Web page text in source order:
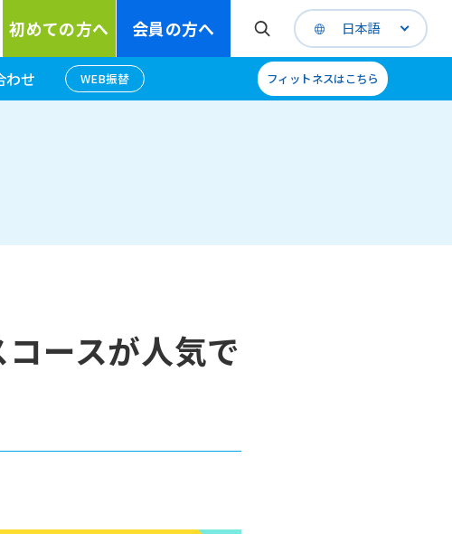
初めての方へ 会員の方へ 日本語
わせ WEB振替 フィットネスはこちら
ースが人気で